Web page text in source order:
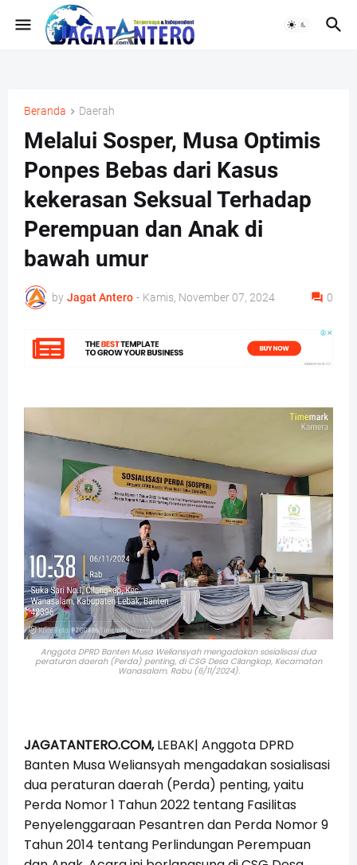
Beranda Daerah
Melalui Sosper, Musa Optimis
Ponpes Bebas dari Kasus
kekerasan Seksual Terhadap
Perempuan dan Anak di
bawah umur
by Jagat Antero - Kamis, November 07, 2024 0
Anggota DPRD Banten Musa Weliansyah mengadakan sosialisasi dua
peraturan daerah (Perda) penting, di CSG Desa Cilangkap, Kecamatan
Wanasalam. Rabu (6/11/2024).
JAGATANTERO.COM,LEBAK| Anggota DPRD
Banten Musa Weliansyah mengadakan sosialisasi
dua peraturan daerah (Perda) penting, yaitu
Perda Nomor 1 Tahun 2022 tentang Fasilitas
Penyelenggaraan Pesantren dan Perda Nomor 9
Tahun 2014 tentang Perlindungan Perempuan